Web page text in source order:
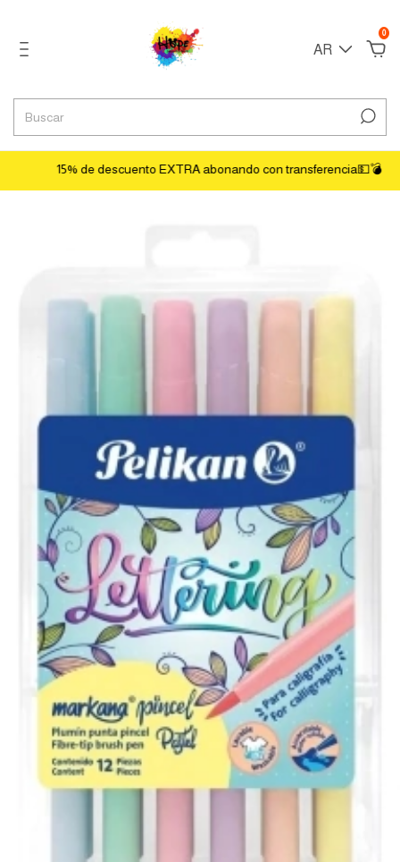
AR
0
15% de descuento EXTRA abonando con transferencia💵💣